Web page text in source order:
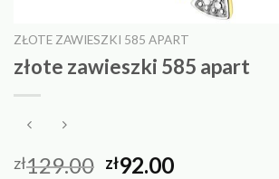
ZŁOTE ZAWIESZKI 585 APART
złote zawieszki 585 apart
zł129.00 zł92.00